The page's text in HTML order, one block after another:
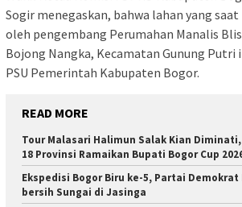
Sogir menegaskan, bahwa lahan yang
oleh pengembang Perumahan Manalis
Bojong Nangka, Kecamatan Gunung Putri
PSU Pemerintah Kabupaten Bogor.
READ MORE
Tour Malasari Halimun Salak Kian
18 Provinsi Ramaikan Bupati Bogor Cup
Ekspedisi Bogor Biru ke-5, Partai Demokrat
bersih Sungai di Jasinga